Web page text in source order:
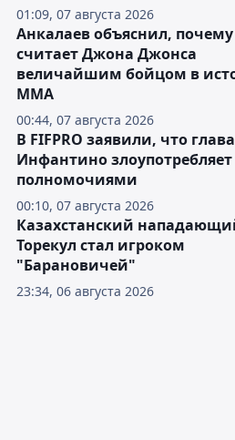
01:09, 07 августа 2026
00:44, 07 августа 2026
Анкалаев объяснил, почему
считает Джона Джонса
величайшим бойцом в
ММА
00:10, 07 августа 2026
В FIFPRO заявили, что
Инфантино злоупотребляет
полномочиями
23:34, 06 августа 2026
Казахстанский
Торекул стал игроком
"Барановичей"